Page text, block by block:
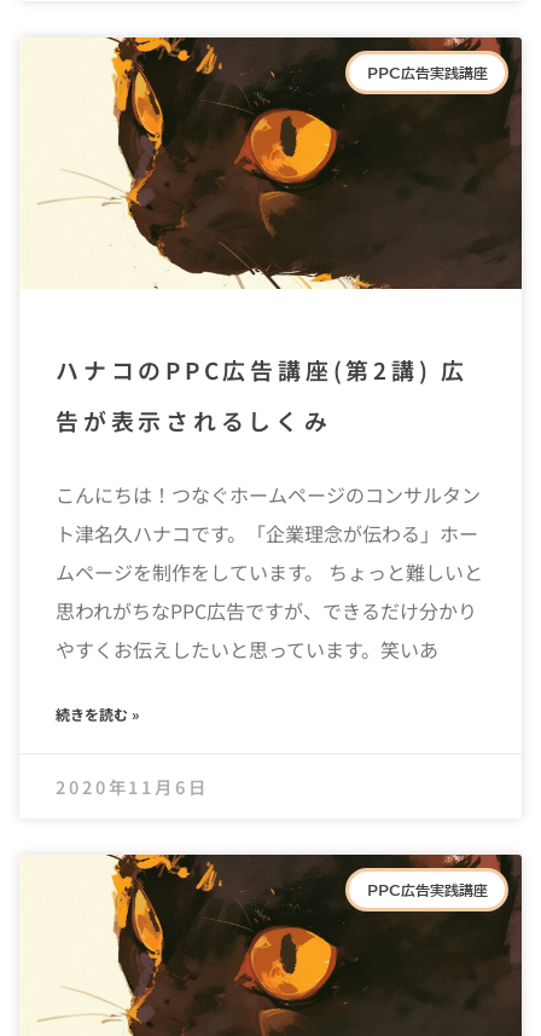
PPC広告実践講座
ハナコのPPC広告講座(第2講) 広
告が表示されるしくみ
こんにちは！つなぐホームページのコンサルタン
ト津名久ハナコです。「企業理念が伝わる」ホー
ムページを制作をしています。 ちょっと難しいと
思われがちなPPC広告ですが、できるだけ分かり
やすくお伝えしたいと思っています。笑いあ
続きを読む »
2020年11月6日
PPC広告実践講座